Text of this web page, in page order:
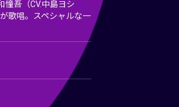
憧吾（CV.中島ヨシ
が歌唱。スペシャルな一